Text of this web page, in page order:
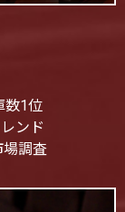
数1位
ンド
場調査